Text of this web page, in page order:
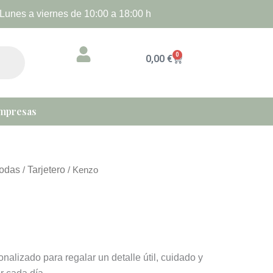
Lunes a viernes de 10:00 a 18:00 h
0,00 € 0
Cart
/ Tarjetero / Kenzo
para regalar un detalle útil, cuidado y